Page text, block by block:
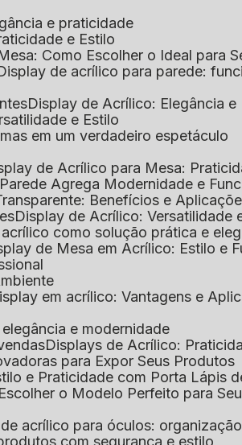
e praticidade
e Estilo
Como Escolher o Ideal para
Display de acrílico para parede:
Display de Acrílico: Elegância
e Estilo
em um verdadeiro espetáculo
de Acrílico para Mesa:
Agrega Modernidade e
Benefícios e
Display de Acrílico: Versatilidade
acrílico como solução prática e
de Mesa em Acrílico: Estilo e
Display em acrílico: Vantagens e
e modernidade
Displays de Acrílico:
para Expor Seus Produtos
e Praticidade com Porta Lápis
o Modelo Perfeito para
de acrílico para óculos:
com segurança e estilo